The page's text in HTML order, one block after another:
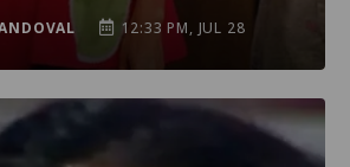
12:33 PM, JUL 28